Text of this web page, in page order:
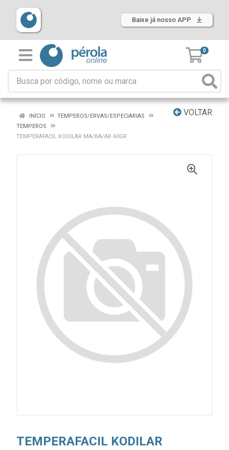
Baixe já nosso APP
0
VOLTAR
INÍCIO
TEMPEROS/ERVAS/ESPECIARIAS
TEMPEROS
TEMPERAFACIL KODILAR MA/BA/AR 60GR
TEMPERAFACIL KODILAR